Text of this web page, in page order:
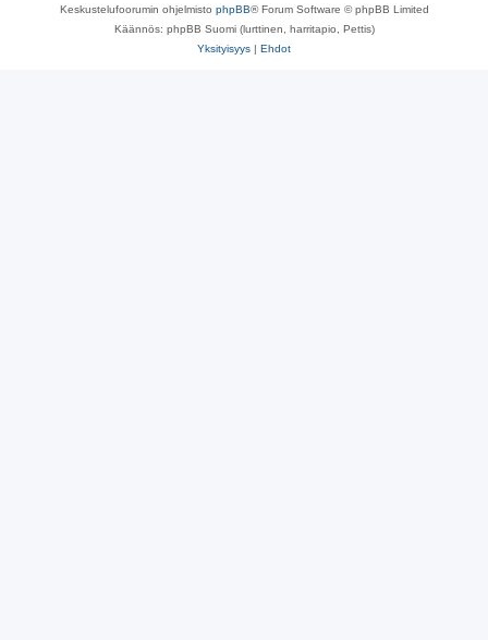
Keskustelufoorumin ohjelmisto phpBB® Forum Software © phpBB Limited
Käännös: phpBB Suomi (lurttinen, harritapio, Pettis)
Yksityisyys | Ehdot